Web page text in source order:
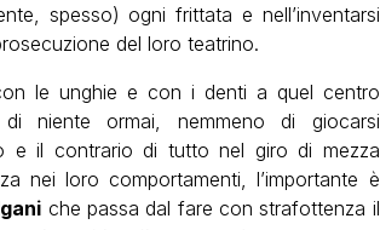
spesso) ogni frittata e nell’inventarsi
del loro teatrino.
le unghie e con i denti a quel centro
niente ormai, nemmeno di giocarsi
e il contrario di tutto nel giro di mezza
nei loro comportamenti, l’importante è
che passa dal fare con strafottenza il